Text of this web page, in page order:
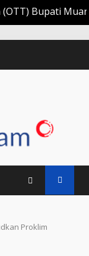
Muara Enim
Proklim